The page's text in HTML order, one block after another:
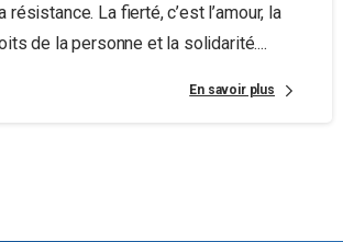
résistance. La fierté, c’est l’amour, la
de la personne et la solidarité....
En savoir plus